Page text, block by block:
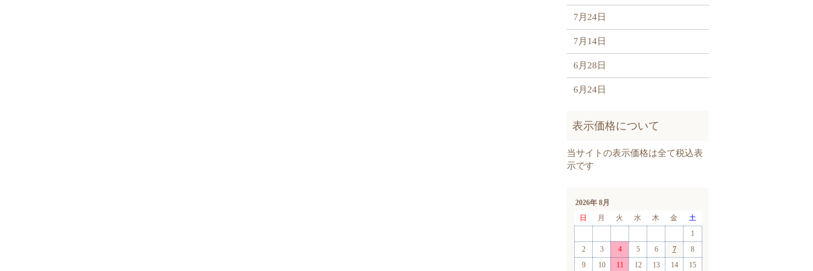
7月24日
7月14日
6月28日
6月24日
2026年 8月
日
月 火 水 木 金
土
1
2
3 4 5 6 7
8
9
10 11 12 13 14 15